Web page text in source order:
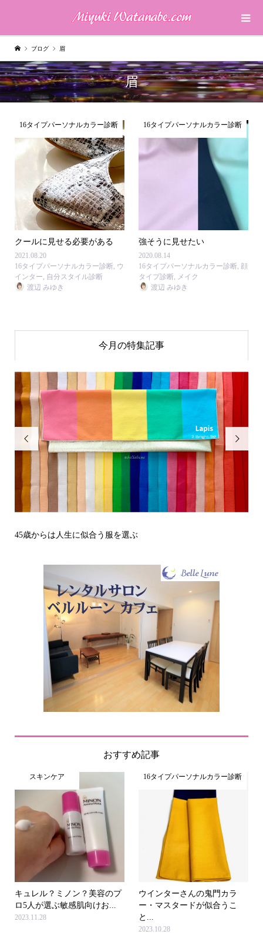
ブログ 眉
眉
16タイプパーソナルカラー診断
クールに見せる必要がある
2021.08.20
16タイプパーソナルカラー診断, ウ
インター 自分スタイル診断
渡辺 みゆき
16タイプパーソナルカラー診断
強そうに見せたい
2020.08.14
16タイプパーソナルカラー診断 顔
タイプ診断
メイク
渡辺 みゆき
今月の特集記事

その立場で信頼される見た目にするには？〜予告

おすすめ記事
スキンケア
キュレル？ミノン？美容のプ
ロ5人が選ぶ敏感肌向けお...
2023.11.28
16タイプパーソナルカラー診断
ウインターさんの鬼門カラ
ー・マスタードが似合うこ
と...
2023.10.28